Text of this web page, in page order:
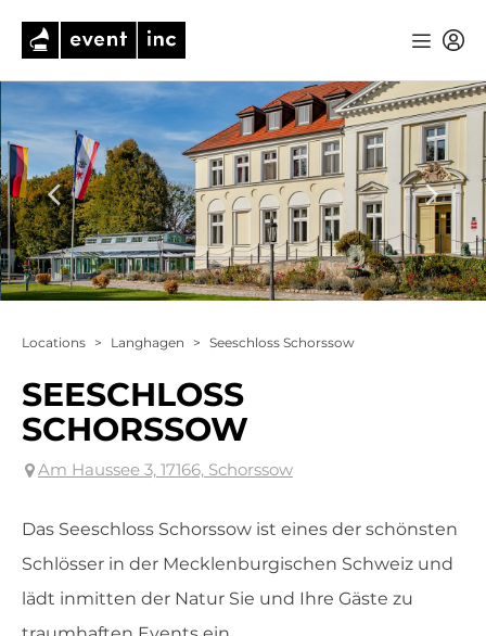
Locations > Langhagen > Seeschloss Schorssow
SEESCHLOSS
SCHORSSOW
Am Haussee 3, 17166, Schorssow
Das Seeschloss Schorssow ist eines der schönsten
Schlösser in der Mecklenburgischen Schweiz und
lädt inmitten der Natur Sie und Ihre Gäste zu